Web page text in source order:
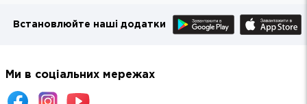
Встановлюйте наші додатки
Ми в соціальних мережах